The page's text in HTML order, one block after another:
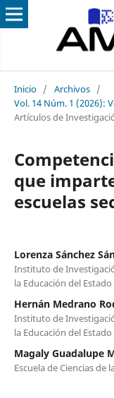
Inicio / Archivos /
Vol. 14 Núm. 1 (2026):
Artículos de
que
escuelas
Lorenza Sánchez
Instituto de
la Educación del
Hernán Medrano
Instituto de
la Educación del
Magaly Guadalupe
Escuela de Ciencias de